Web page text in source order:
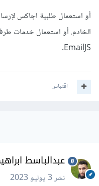
أو استعمال طلبية اجاكس
الخادم.أو استعمال خدمات
EmailJS.
اقتباس
عبدالباسط
نشر3 يوليو 2023